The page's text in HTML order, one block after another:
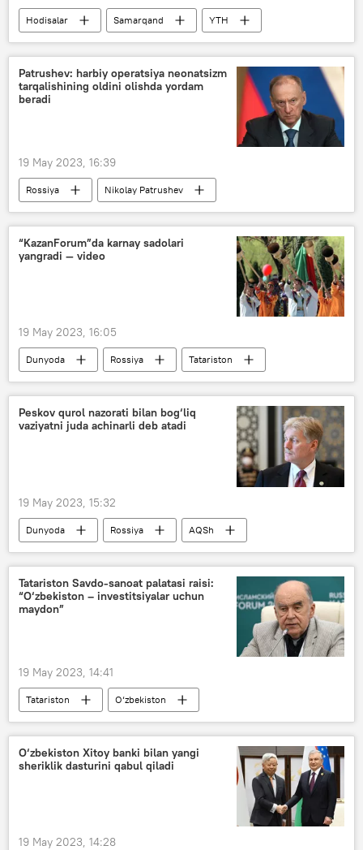
Hodisalar Samarqand YTH
Patrushev: harbiy operatsiya neonatsizm
tarqalishining oldini olishda yordam
beradi
19 May 2023, 16:39
Rossiya
Nikolay Patrushev
Rossiyaning Donbassdagi maxsus harbiy operatsiyasi
“KazanForum”da karnay sadolari
yangradi — video
19 May 2023, 16:05
Dunyoda Rossiya
Tatariston
Rossiya — Islom olami: KazanForum
O‘zbekiston
Peskov qurol nazorati bilan bog‘liq
vaziyatni juda achinarli deb atadi
19 May 2023, 15:32
Dunyoda Rossiya
AQSh
Dmitriy Peskov
qurol
Tatariston Savdo-sanoat palatasi raisi:
“O‘zbekiston – investitsiyalar uchun
maydon”
19 May 2023, 14:41
Tatariston
O‘zbekiston
O‘zbekiston - Rossiya
Rossiya — Islom olami: KazanForum
Iqtisod
O‘zbekiston Xitoy banki bilan yangi
sheriklik dasturini qabul qiladi
19 May 2023, 14:28